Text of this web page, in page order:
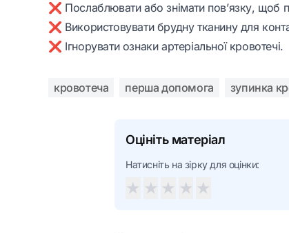
❌ Послаблювати або знімати пов’язку, щоб
❌ Використовувати брудну тканину для
❌ Ігнорувати ознаки артеріальної кровотечі.
кровотеча перша допомога зупинка
Оцініть матеріал
Натисніть на зірку для оцінки:
★ ★ ★ ★ ★